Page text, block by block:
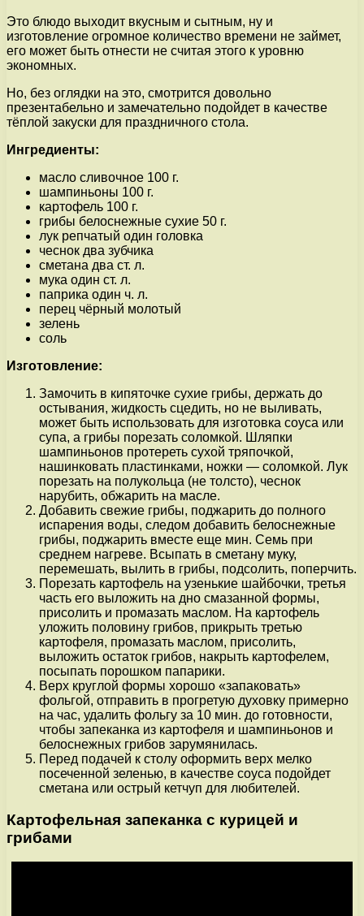
Это блюдо выходит вкусным и сытным, ну и
изготовление огромное количество времени не займет,
его может быть отнести не считая этого к уровню
экономных.
Но, без оглядки на это, смотрится довольно
презентабельно и замечательно подойдет в качестве
тёплой закуски для праздничного стола.
Ингредиенты:
масло сливочное 100 г.
шампиньоны 100 г.
картофель 100 г.
грибы белоснежные сухие 50 г.
лук репчатый один головка
чеснок два зубчика
сметана два ст. л.
мука один ст. л.
паприка один ч. л.
перец чёрный молотый
зелень
соль
Изготовление:
Замочить в кипяточке сухие грибы, держать до
остывания, жидкость сцедить, но не выливать,
может быть использовать для изготовка соуса или
супа, а грибы порезать соломкой. Шляпки
шампиньонов протереть сухой тряпочкой,
нашинковать пластинками, ножки — соломкой. Лук
порезать на полукольца (не толсто), чеснок
нарубить, обжарить на масле.
Добавить свежие грибы, поджарить до полного
испарения воды, следом добавить белоснежные
грибы, поджарить вместе еще мин. Семь при
среднем нагреве. Всыпать в сметану муку,
перемешать, вылить в грибы, подсолить, поперчить.
Порезать картофель на узенькие шайбочки, третья
часть его выложить на дно смазанной формы,
присолить и промазать маслом. На картофель
уложить половину грибов, прикрыть третью
картофеля, промазать маслом, присолить,
выложить остаток грибов, накрыть картофелем,
посыпать порошком папарики.
Верх круглой формы хорошо «запаковать»
фольгой, отправить в прогретую духовку примерно
на час, удалить фольгу за 10 мин. до готовности,
чтобы запеканка из картофеля и шампиньонов и
белоснежных грибов зарумянилась.
Перед подачей к столу оформить верх мелко
посеченной зеленью, в качестве соуса подойдет
сметана или острый кетчуп для любителей.
Картофельная запеканка с курицей и
грибами